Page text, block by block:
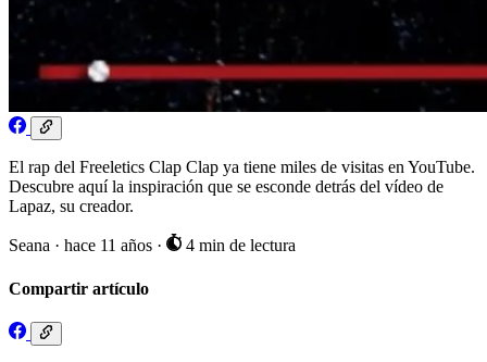
El rap del Freeletics Clap Clap ya tiene miles de visitas en YouTube.
Descubre aquí la inspiración que se esconde detrás del vídeo de
Lapaz, su creador.
Seana · hace 11 años · 4 min de lectura
Compartir artículo